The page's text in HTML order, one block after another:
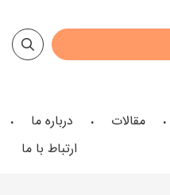
مقالات
درباره ما
ارتباط با ما